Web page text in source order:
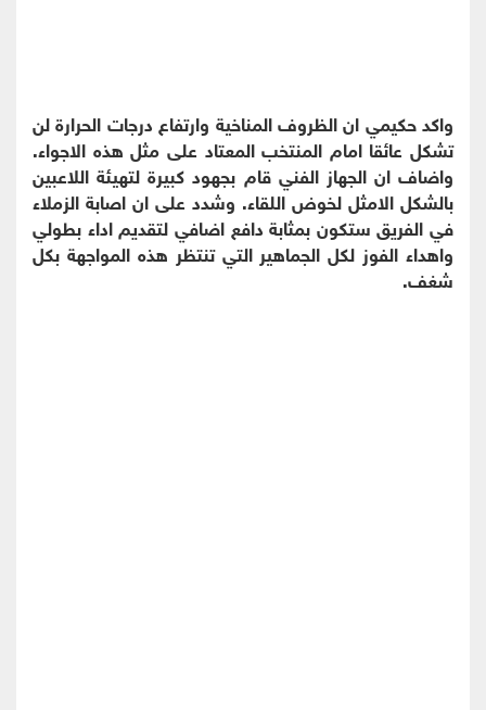
واكد حكيمي ان الظروف المناخية وارتفاع درجات الحرارة لن
تشكل عائقا امام المنتخب المعتاد على مثل هذه الاجواء.
واضاف ان الجهاز الفني قام بجهود كبيرة لتهيئة اللاعبين
بالشكل الامثل لخوض اللقاء. وشدد على ان اصابة الزملاء
في الفريق ستكون بمثابة دافع اضافي لتقديم اداء بطولي
واهداء الفوز لكل الجماهير التي تنتظر هذه المواجهة بكل
شغف.